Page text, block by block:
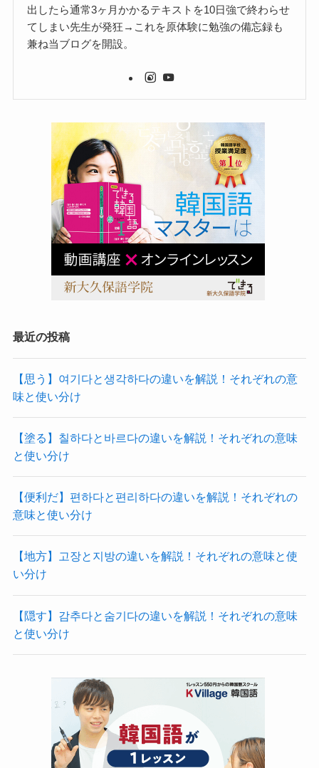
出したら通常3ヶ月かかるテキストを10日強で終わらせ
てしまい先生が発狂→これを原体験に勉強の備忘録も
兼ね当ブログを開設。
最近の投稿
【思う】여기다と생각하다の違いを解説！それぞれの意
味と使い分け
【塗る】칠하다と바르다の違いを解説！それぞれの意味
と使い分け
【便利だ】편하다と편리하다の違いを解説！それぞれの
意味と使い分け
【地方】고장と지방の違いを解説！それぞれの意味と使
い分け
【隠す】감추다と숨기다の違いを解説！それぞれの意味
と使い分け